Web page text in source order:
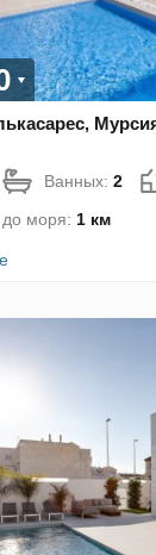
Ванных:2
до моря: 1 км